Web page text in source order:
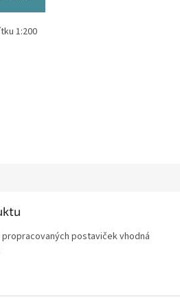
1:200
propracovaných postaviček vhodná